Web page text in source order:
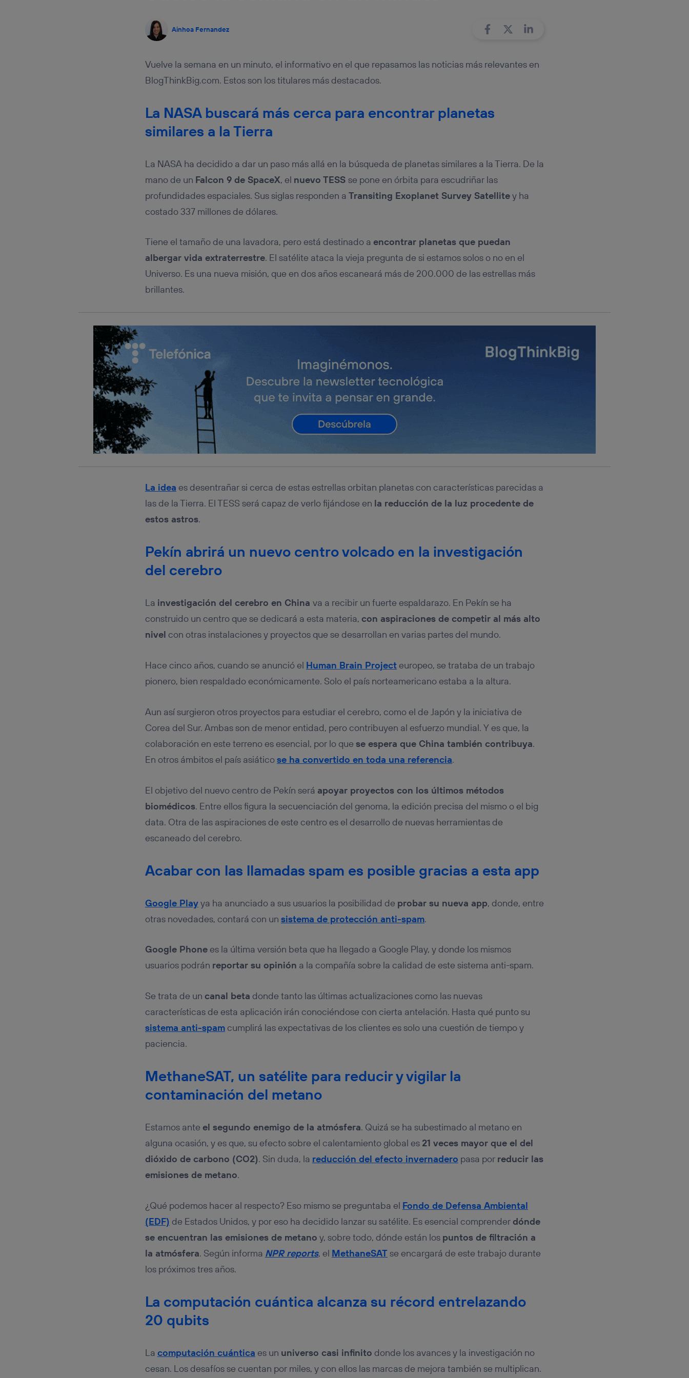
Ainhoa Fernandez
Vuelve la semana en un minuto, el informativo en el que repasamos las noticias más relevantes en
BlogThinkBig.com. Estos son los titulares más destacados.
La NASA buscará más cerca para encontrar planetas
similares a la Tierra
La NASA ha decidido a dar un paso más allá en la búsqueda de planetas similares a la Tierra. De la
mano de un Falcon 9 de SpaceX, el nuevo TESS se pone en órbita para escudriñar las
profundidades espaciales. Sus siglas responden a Transiting Exoplanet Survey Satellitey ha
costado 337 millones de dólares.
Tiene el tamaño de una lavadora, pero está destinado a encontrar planetas que puedan
albergar vida extraterrestre. El satélite ataca la vieja pregunta de si estamos solos o no en el
Universo. Es una nueva misión, que en dos años escaneará más de 200.000 de las estrellas más
brillantes.
La idea es desentrañar si cerca de estas estrellas orbitan planetas con características parecidas a
las de la Tierra. El TESS será capaz de verlo fijándose en la reducción de la luz procedente de
estos astros.
Pekín abrirá un nuevo centro volcado en la investigación
del cerebro
La investigación del cerebro en China va a recibir un fuerte espaldarazo. En Pekín se ha
construido un centro que se dedicará a esta materia, con aspiraciones de competir al más alto
nivel con otras instalaciones y proyectos que se desarrollan en varias partes del mundo.
Hace cinco años, cuando se anunció el Human Brain Projecteuropeo, se trataba de un trabajo
pionero, bien respaldado económicamente. Solo el país norteamericano estaba a la altura.
Aun así surgieron otros proyectos para estudiar el cerebro, como el de Japón y la iniciativa de
Corea del Sur. Ambas son de menor entidad, pero contribuyen al esfuerzo mundial. Y es que, la
colaboración en este terreno es esencial, por lo que se espera que China también contribuya.
En otros ámbitos el país asiáticose ha convertido en toda una referencia.
El objetivo del nuevo centro de Pekín será apoyar proyectos con los últimos métodos
biomédicos. Entre ellos figura la secuenciación del genoma, la edición precisa del mismo o el big
data. Otra de las aspiraciones de este centro es el desarrollo de nuevas herramientas de
escaneado del cerebro.
Acabar con las llamadas spam es posible gracias a esta app
Google Playya ha anunciado a sus usuarios la posibilidad de probar su nueva app, donde, entre
otras novedades, contará con un sistema de protección anti-spam.
Google Phonees la última versión beta que ha llegado a Google Play, y donde los mismos
usuarios podrán reportar su opinión a la compañía sobre la calidad de este sistema anti-spam.
Se trata de un canal beta donde tanto las últimas actualizaciones como las nuevas
características de esta aplicación irán conociéndose con cierta antelación. Hasta qué punto su
sistema anti-spamcumplirá las expectativas de los clientes es solo una cuestión de tiempo y
paciencia.
MethaneSAT, un satélite para reducir y vigilar la
contaminación del metano
Estamos ante el segundo enemigo de la atmósfera. Quizá se ha subestimado al metano en
alguna ocasión, y es que, su efecto sobre el calentamiento global es 21 veces mayor que el del
dióxido de carbono (CO2). Sin duda, la reducción del efecto invernadero pasa por reducir las
emisiones de metano.
¿Qué podemos hacer al respecto? Eso mismo se preguntaba el Fondo de Defensa Ambiental
(EDF) de Estados Unidos, y por eso ha decidido lanzar su satélite. Es esencial comprenderdónde
se encuentran las emisiones de metano y, sobre todo, dónde están los puntos de filtración a
la atmósfera. Según informa NPR reports, el MethaneSATse encargará de este trabajo durante
los próximos tres años.
La computación cuántica alcanza su récord entrelazando
20 qubits
La computación cuántica es un universo casi infinito donde los avances y la investigación no
cesan. Los desafíos se cuentan por miles, y con ellos las marcas de mejora también se multiplican.
Si utilizas una
Si utilizas datos móviles , el marketing será más personalizado, ya que se basará
únicamente en la navegación del usuario del móvil.
Para más información, consulta la política de privacidad de Utiq.